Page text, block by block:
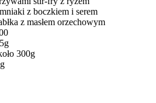
z boczkiem i serem
z masłem orzechowym
300g